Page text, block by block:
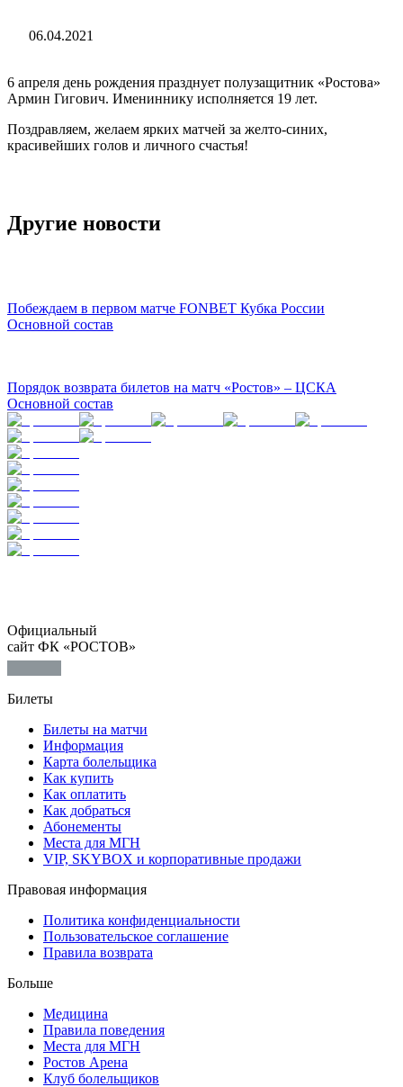
06.04.2021
6 апреля день рождения празднует полузащитник «Ростова»
Армин Гигович. Имениннику исполняется 19 лет.
Поздравляем, желаем ярких матчей за желто-синих,
красивейших голов и личного счастья!
Другие новости
Побеждаем в первом матче FONBET Кубка России
Основной состав
Порядок возврата билетов на матч «Ростов» – ЦСКА
Основной состав
Официальный
сайт ФК «РОСТОВ»
Билеты
Билеты на матчи
Информация
Карта болельщика
Как купить
Как оплатить
Как добраться
Абонементы
Места для МГН
VIP, SKYBOX и корпоративные продажи
Правовая информация
Политика конфиденциальности
Пользовательское соглашение
Правила возврата
Больше
Медицина
Правила поведения
Места для МГН
Ростов Арена
Клуб болельщиков